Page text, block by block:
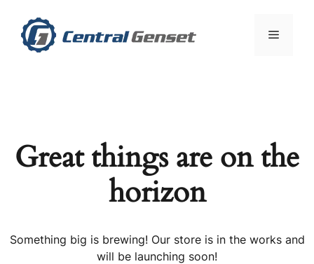
content
Menu
Great things are on the
horizon
Something big is brewing! Our store is in the works and
will be launching soon!